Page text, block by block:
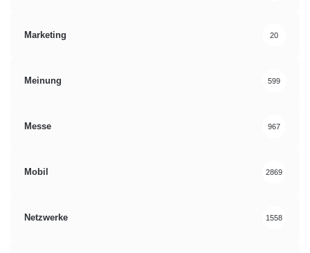
Marketing 20
Meinung 599
Messe 967
Mobil 2869
Netzwerke 1558